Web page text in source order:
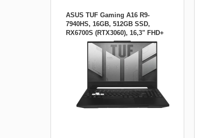
ASUS TUF Gaming A16 R9-
7940HS, 16GB, 512GB SSD,
RX6700S (RTX3060), 16,3" FHD+
165Hz, Win11H, Off Black
FA617XS-N3032W
Model: ASUS TUF Gaming A16 PartNo:
FA617XS-N3032W Operačný systém:
Windows 11 Home Procesor: AMD Ryzen
9 7940HS Mobile Processor (8-core/16-
thread, 16MB L3 cache, up to 5.2 GHz
max boost) Pamäť: 16 GB (8GB DDR5-
4800 SO-DIMM *2) Počet slotov (celkom /